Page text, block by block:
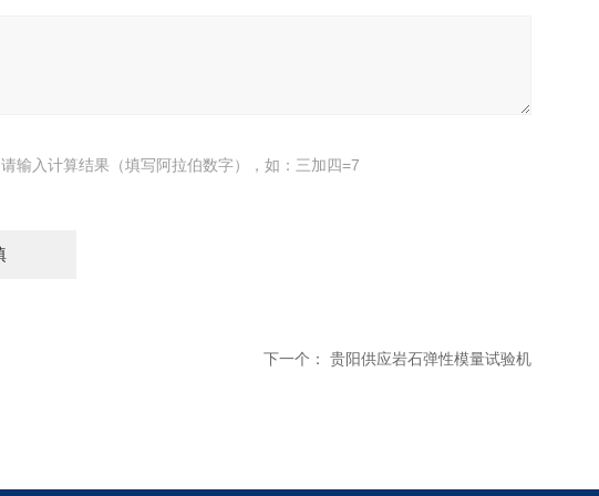
请输入计算结果（填写阿拉伯数字），如：三加四=7
下一个： 贵阳供应岩石弹性模量试验机